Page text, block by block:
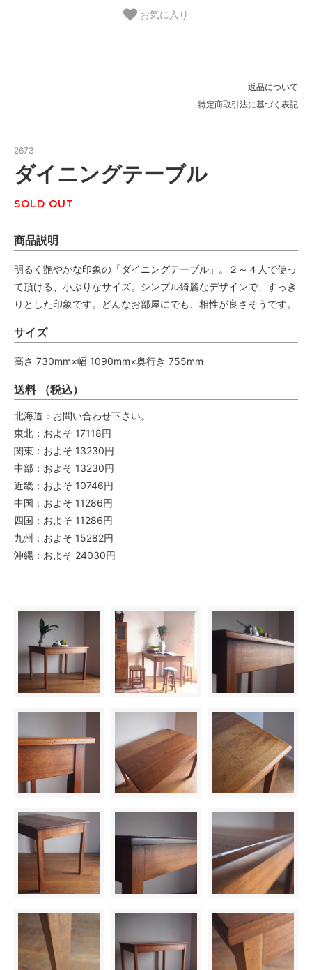
お気に入り
返品について
特定商取引法に基づく表記
2673
ダイニングテーブル
SOLD OUT
商品説明
明るく艶やかな印象の「ダイニングテーブル」。２～４人で使っ
て頂ける、小ぶりなサイズ。シンプル綺麗なデザインで、すっき
りとした印象です。どんなお部屋にでも、相性が良さそうです。
サイズ
高さ 730mm×幅 1090mm×奥行き 755mm
送料 （税込）
北海道：お問い合わせ下さい。
東北：およそ 17118円
関東：およそ 13230円
中部：およそ 13230円
近畿：およそ 10746円
中国：およそ 11286円
四国：およそ 11286円
九州：およそ 15282円
沖縄：およそ 24030円